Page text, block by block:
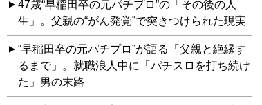
47歳“早稲田卒の元パチプロ”の「その後の人
生」。父親の“がん発覚”で突きつけられた現実
“早稲田卒の元パチプロ”が語る「父親と絶縁す
るまで」。就職浪人中に「パチスロを打ち続け
た」男の末路